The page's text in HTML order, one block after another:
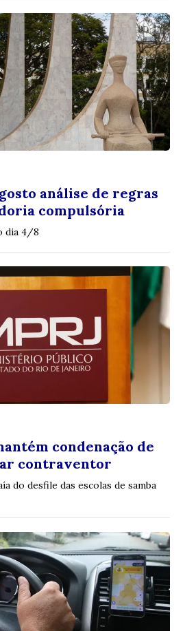
análise de regras
compulsória
dia 4/8
condenação de
contraventor
do desfile das escolas de samba